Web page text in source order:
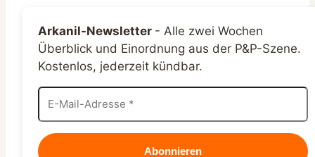
Arkanil-Newsletter - Alle zwei Wochen
Überblick und Einordnung aus der P&P-Szene.
Kostenlos, jederzeit kündbar.